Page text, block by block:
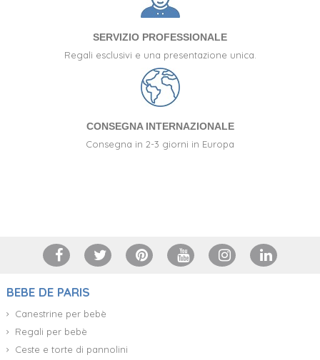
SERVIZIO PROFESSIONALE
Regali esclusivi e una presentazione unica.
CONSEGNA INTERNAZIONALE
Consegna in 2-3 giorni in Europa
BEBE DE PARIS
Canestrine per bebè
Regali per bebè
Ceste e torte di pannolini